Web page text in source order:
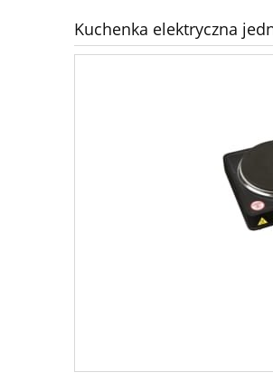
Kuchenka elektryczna